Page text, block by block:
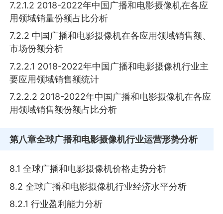
7.2.1.2 2018-2022年中国广播和电影摄像机在各应
用领域销量份额占比分析
7.2.2 中国广播和电影摄像机在各应用领域销售额、
市场份额分析
7.2.2.1 2018-2022年中国广播和电影摄像机行业主
要应用领域销售额统计
7.2.2.2 2018-2022年中国广播和电影摄像机在各应
用领域销售额份额占比分析
第八章全球广播和电影摄像机行业运营形势分析
8.1 全球广播和电影摄像机价格走势分析
8.2 全球广播和电影摄像机行业经济水平分析
8.2.1 行业盈利能力分析